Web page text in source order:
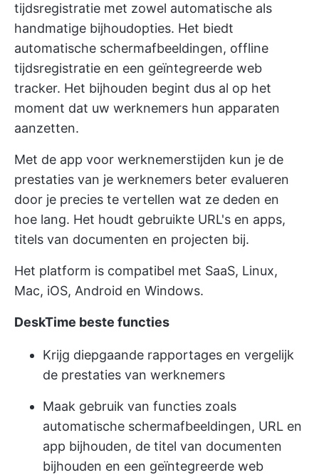
tijdsregistratie met zowel automatische als
handmatige bijhoudopties. Het biedt
automatische schermafbeeldingen, offline
tijdsregistratie en een geïntegreerde web
tracker. Het bijhouden begint dus al op het
moment dat uw werknemers hun apparaten
aanzetten.
Met de app voor werknemerstijden kun je de
prestaties van je werknemers beter evalueren
door je precies te vertellen wat ze deden en
hoe lang. Het houdt gebruikte URL's en apps,
titels van documenten en projecten bij.
Het platform is compatibel met SaaS, Linux,
Mac, iOS, Android en Windows.
DeskTime beste functies
Krijg diepgaande rapportages en vergelijk
de prestaties van werknemers
Maak gebruik van functies zoals
automatische schermafbeeldingen, URL en
app bijhouden, de titel van documenten
bijhouden en een geïntegreerde web